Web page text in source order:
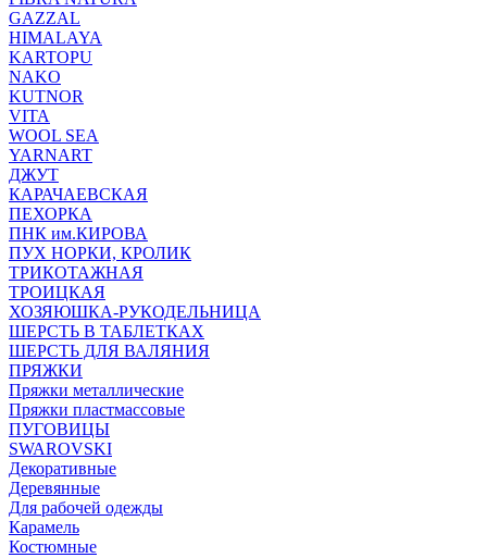
GAZZAL
HIMALAYA
KARTOPU
NAKO
KUTNOR
VITA
WOOL SEA
YARNART
ДЖУТ
КАРАЧАЕВСКАЯ
ПЕХОРКА
ПНК им.КИРОВА
ПУХ НОРКИ, КРОЛИК
ТРИКОТАЖНАЯ
ТРОИЦКАЯ
ХОЗЯЮШКА-РУКОДЕЛЬНИЦА
ШЕРСТЬ В ТАБЛЕТКАХ
ШЕРСТЬ ДЛЯ ВАЛЯНИЯ
ПРЯЖКИ
Пряжки металлические
Пряжки пластмассовые
ПУГОВИЦЫ
SWAROVSKI
Декоративные
Деревянные
Для рабочей одежды
Карамель
Костюмные